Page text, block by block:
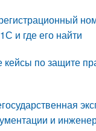
регистрационный
и где его найти
по защите
и